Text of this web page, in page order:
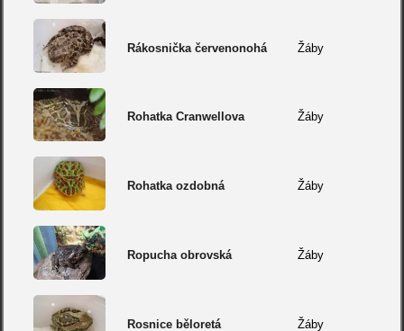
Rákosnička červenonohá Žáby
Rohatka Cranwellova Žáby
Rohatka ozdobná Žáby
Ropucha obrovská Žáby
Rosnice běloretá Žáby